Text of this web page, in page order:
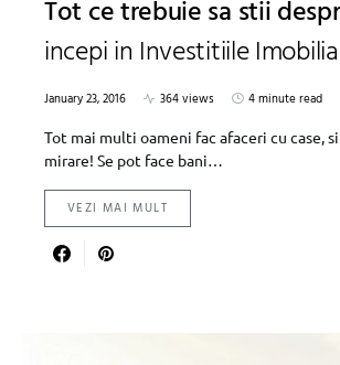
Tot ce trebuie sa stii
incepi in Investitiile
January 23, 2016 364 views
4 minute read
Tot mai multi oameni fac afaceri cu case,
mirare! Se pot face bani…
VEZI MAI MULT